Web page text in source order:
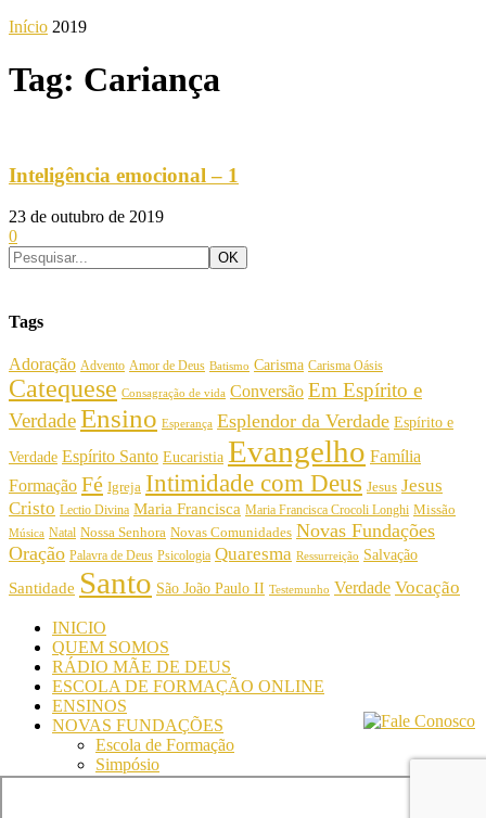
Início 2019
Tag: Cariança
Inteligência emocional – 1
23 de outubro de 2019
0
Tags
Adoração Advento Amor de Deus Batismo Carisma Carisma Oásis
Catequese Consagração de vida Conversão Em Espírito e
VerdadeEnsino Esperança Esplendor da Verdade Espírito e
Verdade Espírito Santo Eucaristia Evangelho Família
Formação Fé Igreja Intimidade com Deus Jesus Jesus
Cristo Lectio Divina Maria Francisca Maria Francisca Crocoli Longhi Missão
Música Natal Nossa Senhora Novas Comunidades Novas Fundações
Oração Palavra de Deus Psicologia Quaresma Ressurreição Salvação
Santidade Santo São João Paulo II Testemunho Verdade Vocação
INICIO
QUEM SOMOS
RÁDIO MÃE DE DEUS
ESCOLA DE FORMAÇÃO ONLINE
ENSINOS
NOVAS FUNDAÇÕES
Escola de Formação
Simpósio